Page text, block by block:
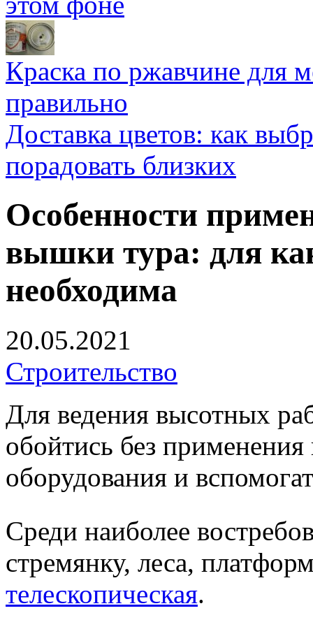
Краска по ржавчине для
правильно
Доставка цветов: как
порадовать близких
Особенности
вышки тура: для
необходима
20.05.2021
Строительство
Для ведения высотных
обойтись без
оборудования и
Среди наиболее
стремянку, леса,
телескопическая.